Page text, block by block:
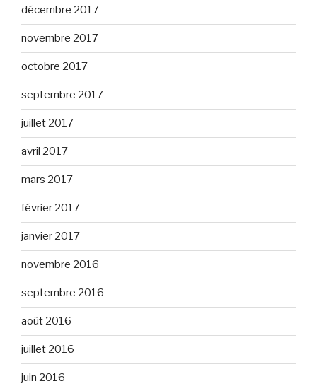
décembre 2017
novembre 2017
octobre 2017
septembre 2017
juillet 2017
avril 2017
mars 2017
février 2017
janvier 2017
novembre 2016
septembre 2016
août 2016
juillet 2016
juin 2016